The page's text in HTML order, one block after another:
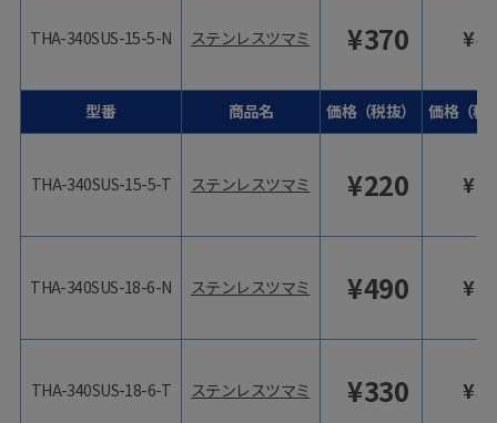
THA-340SUS-15-5-N
型番
THA-340SUS-15-5-T
THA-340SUS-18-6-N
THA-340SUS-18-6-T
ステンレスツマミ ¥370 ¥
商品名 価格（税抜） 価格（税
ステンレスツマミ ¥220 ¥
ステンレスツマミ ¥490 ¥
ステンレスツマミ ¥330 ¥